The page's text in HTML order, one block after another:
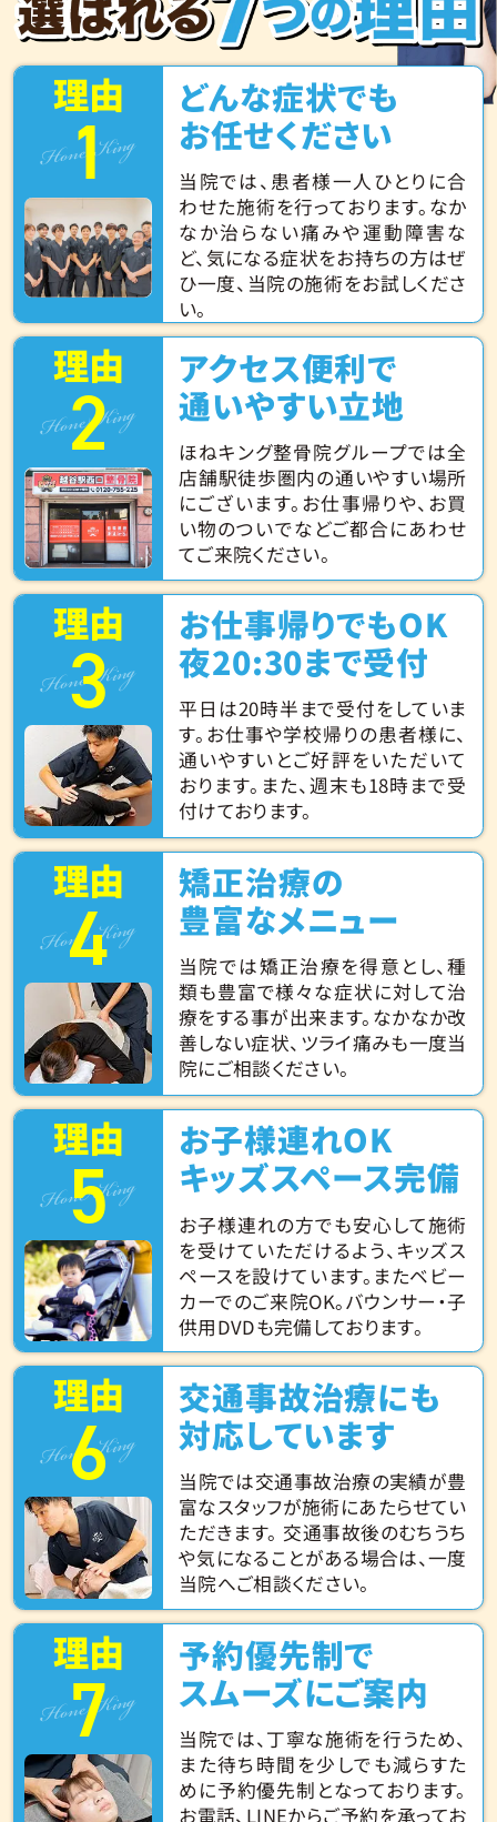
理由
1
Hone King
どんな症状でも
お任せください
当院では、患者様一人ひとりに合
わせた施術を行っております。なか
なか治らない痛みや運動障害な
ど、気になる症状をお持ちの方はぜ
ひ一度、当院の施術をお試しくださ
い。
理由
2
Hone King
アクセス便利で
通いやすい立地
ほねキング整骨院グループでは全
店舗駅徒歩圏内の通いやすい場所
にございます。お仕事帰りや、お買
い物のついでなどご都合にあわせ
てご来院ください。
理由
3
Hone King
お仕事帰りでもOK
夜20:30まで受付
平日は20時半まで受付をしていま
す。お仕事や学校帰りの患者様に、
通いやすいとご好評をいただいて
おります。また、週末も18時まで受
付けております。
理由
4
Hone King
矯正治療の
豊富なメニュー
当院では矯正治療を得意とし、種
類も豊富で様々な症状に対して治
療をする事が出来ます。なかなか改
善しない症状、ツライ痛みも一度当
院にご相談ください。
理由
5
Hone King
お子様連れOK
キッズスペース完備
お子様連れの方でも安心して施術
を受けていただけるよう、キッズス
ペースを設けています。またベビー
カーでのご来院OK。バウンサー・子
供用DVDも完備しております。
理由
6
Hone King
交通事故治療にも
対応しています
当院では交通事故治療の実績が豊
富なスタッフが施術にあたらせてい
ただきます。 交通事故後のむちうち
や気になることがある場合は、一度
当院へご相談ください。
理由
7
Hone King
予約優先制で
スムーズにご案内
当院では、丁寧な施術を行うため、
また待ち時間を少しでも減らすた
めに予約優先制となっております。
お電話、LINEからご予約を承ってお